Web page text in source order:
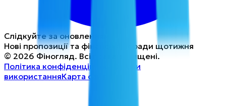
Слідкуйте за оновленнями
Нові пропозиції та фінансові поради щотижня
© 2026 Фіногляд. Всі права захищені.
Політика конфіденційності
Умови
використанняКарта сайту